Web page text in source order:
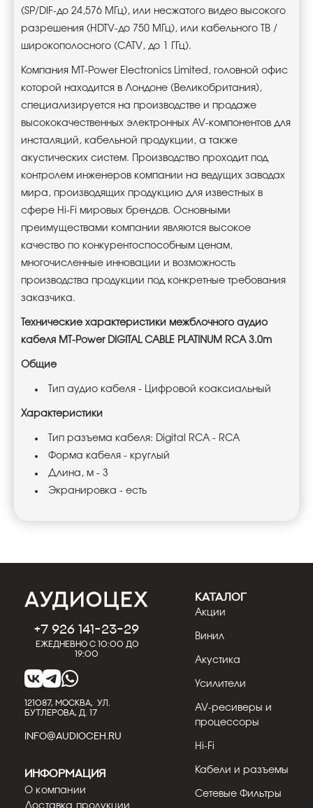
(SP/ DIF-до 24,576 МГц), или несжатого видео высокого
разрешения ( HDTV-до 750 МГц), или кабельного ТВ /
широкополосного (CATV , до 1 ГГц).
Компания MT -Power Electronics Limited , головной офис
которой находится в Лондоне (Великобритания),
специализируется на производстве и продаже
высококачественных электронных AV-компонентов для
инсталяций, кабельной продукции, а также
акустических систем. Производство проходит под
контролем инженеров компании на ведущих заводах
мира, производящих продукцию для известных в
сфере Hi-Fi мировых брендов. Основными
преимуществами компании являются высокое
качество по конкурентоспособным ценам,
многочисленные инновации и возможность
производства продукции под конкретные требования
заказчика.
Технические характеристики межблочного аудио
кабеля MT-Power DIGITAL CABLE PLATINUM RCA 3.0m
Общие
Тип аудио кабеля - Цифровой коаксиальный
Характеристики
Тип разъема кабеля: Digital RCA - RCA
Форма кабеля - круглый
Длина, м - 3
Экранировка - есть
+7 926 141-23-29
Ежедневно с 10:00 до
19:00
121087, МОСКВА, УЛ.
БУТЛЕРОВА, Д. 17
INFO@AUDIOCEH.RU
КАТАЛОГ
Акции
Винил
Акустика
Усилители
AV-ресиверы и
процессоры
Hi-Fi
Кабели и разъемы
Сетевые Фильтры
Информация
О компании